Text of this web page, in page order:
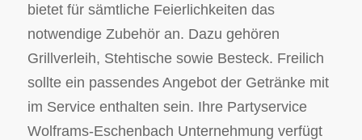
bietet für sämtliche Feierlichkeiten das
notwendige Zubehör an. Dazu gehören
Grillverleih, Stehtische sowie Besteck. Freilich
sollte ein passendes Angebot der Getränke mit
im Service enthalten sein. Ihre Partyservice
Wolframs-Eschenbach Unternehmung verfügt